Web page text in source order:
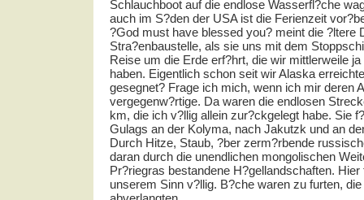
Schlauchboot auf die endlose Wasserfl?che
auch im S?den der USAist die Ferienzeit
?God must have blessed you? meint die ?ltere
Stra?enbaustelle, als sie uns mit dem
Reise um die Erde erf?hrt, die wir mittlerweile
haben. Eigentlich schon seit wir Alaska
gesegnet? Frage ich mich, wenn ich mir deren
vergegenw?rtige. Da waren die endlosen
km, die ich v?llig allein zur?ckgelegt habe. Sie
Gulags an der Kolyma, nach Jakutzk und an
Durch Hitze, Staub, ?ber zerm?rbende
daran durch die unendlichen mongolischen
Pr?riegras bestandene H?gellandschaften. Hier
unserem Sinn v?llig. B?che waren zu furten,